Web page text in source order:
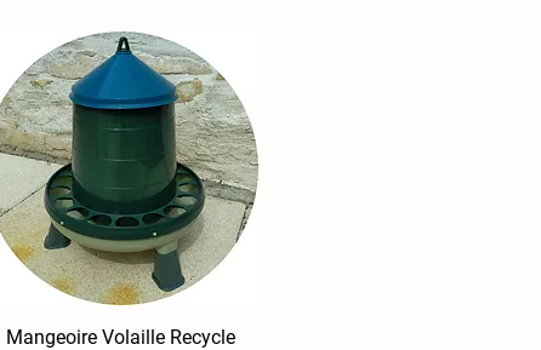
Aperçu rapide
Mangeoire Volaille Recycle